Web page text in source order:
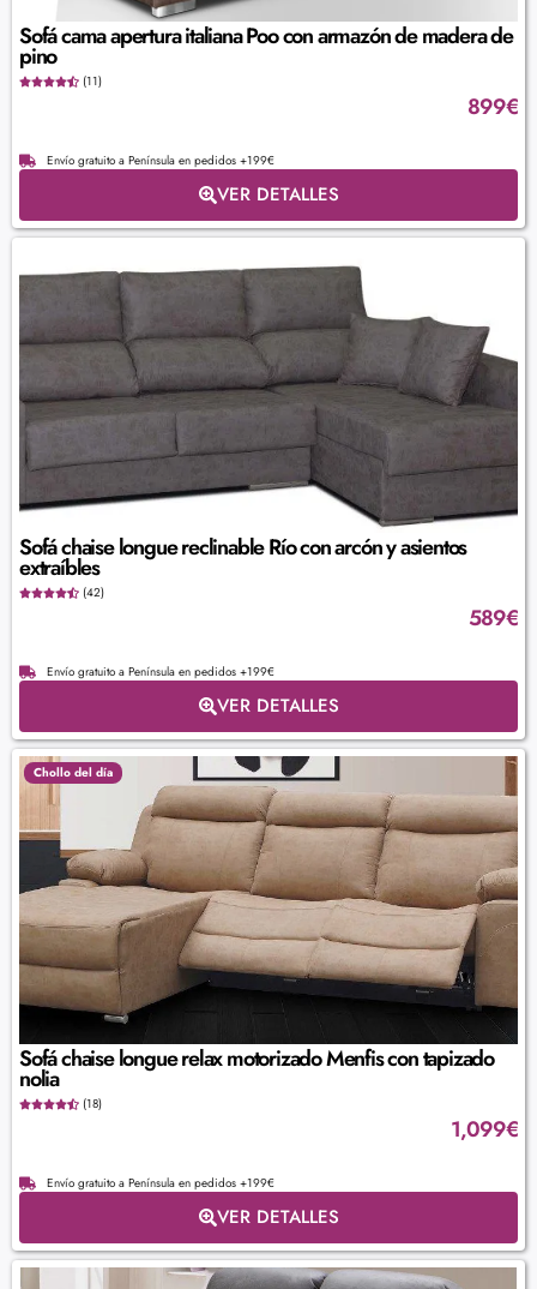
Sofá cama apertura italiana Poo con armazón de madera de
pino
(11)
899€
Envío gratuito a Península en pedidos +199€
VER DETALLES
Sofá chaise longue reclinable Río con arcón y asientos
extraíbles
(42)
589€
Envío gratuito a Península en pedidos +199€
VER DETALLES
Chollo del día
Sofá chaise longue relax motorizado Menfis con tapizado
nolia
(18)
1,099€
Envío gratuito a Península en pedidos +199€
VER DETALLES